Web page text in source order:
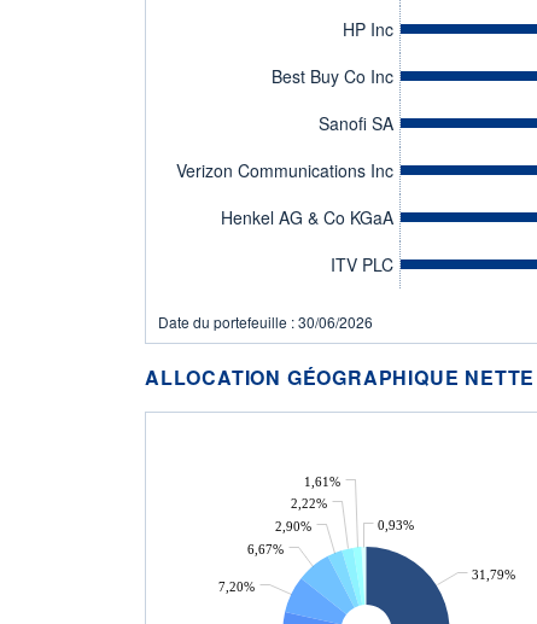
HP Inc
Best Buy Co Inc
Sanofi SA
Verizon Communications Inc
Henkel AG & Co KGaA
ITV PLC
Date du portefeuille : 30/06/2026
ALLOCATION GÉOGRAPHIQUE NETTE
31,79%
7,20%
6,67%
2,90%
2,22%
1,61%
0,93%